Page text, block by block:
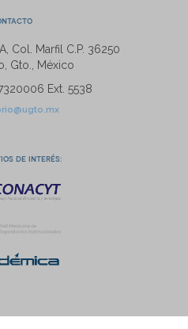
Col. Marfil C.P. 36250
Gto., México
Ext. 5538
de interés: